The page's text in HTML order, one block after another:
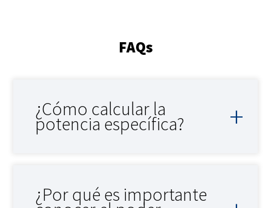
FAQs
¿Cómo calcular la
potencia específica?
¿Por qué es importante